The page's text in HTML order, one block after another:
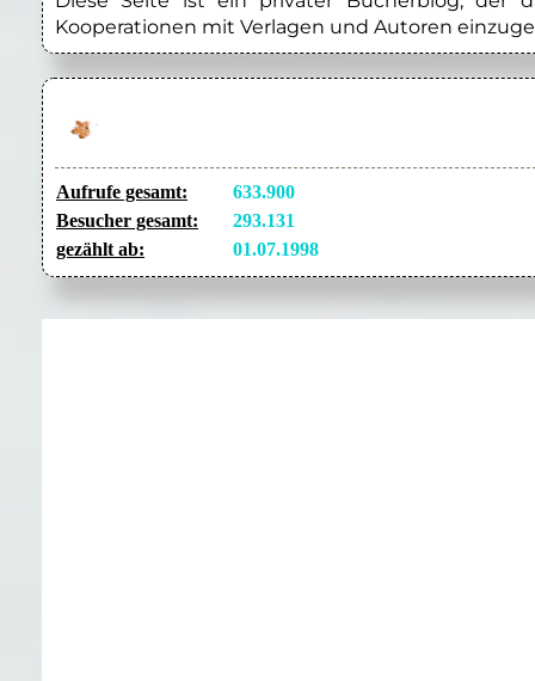
Kooperationen mit Verlagen und Autoren
Aufrufe gesamt:
633.900
Besucher gesamt:
293.131
gezählt ab:
01.07.1998